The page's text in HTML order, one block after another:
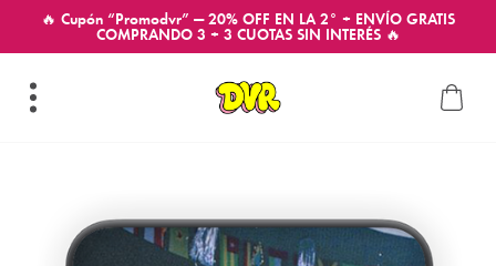
🔥 Cupón “Promodvr” — 20% OFF EN LA 2° + ENVÍO GRATIS
COMPRANDO 3 + 3 CUOTAS SIN INTERÉS 🔥